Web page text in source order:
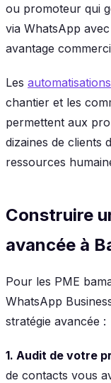
ou promoteur qui
via WhatsApp
avantage
Les
chantier et les
permettent aux
dizaines de clients
ressources
Construire
avancée à
Pour les PME
WhatsApp
stratégie avancée :
1. Audit de votre
de contacts vous